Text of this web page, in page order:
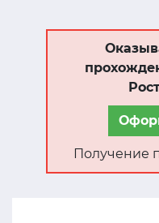
Получение